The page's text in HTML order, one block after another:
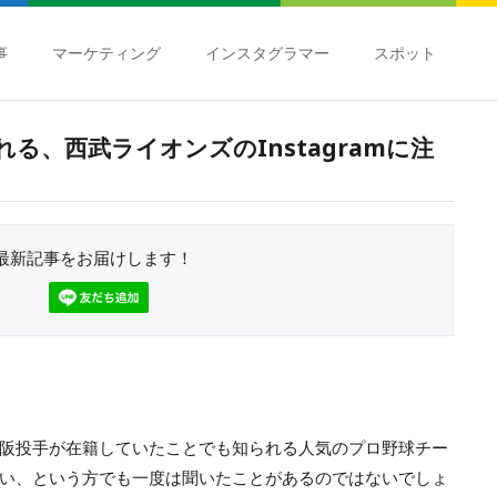
マーケティング インスタグラマー スポット
る、西武ライオンズのInstagramに注
新記事をお届けします！
投手が在籍していたことでも知られる人気のプロ野球チー
、という方でも一度は聞いたことがあるのではないでしょ